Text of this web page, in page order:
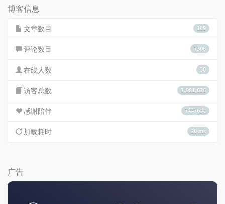
数:
博客信息
189
文章数目
7308
评论数目
30
在线人数
7,981,636
访客总数
7年76天
感谢陪伴
30 ms
加载耗时
广告